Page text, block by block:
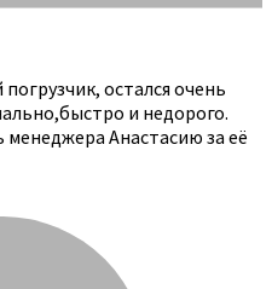
остался очень
и недорого.
Анастасию за её